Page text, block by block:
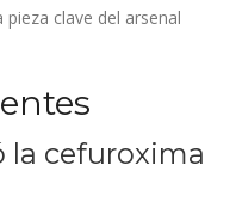
clave del arsenal
la cefuroxima